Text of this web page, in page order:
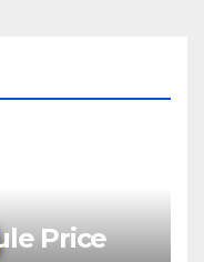
Price